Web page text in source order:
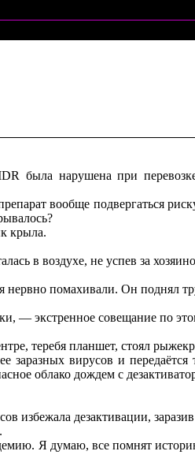
была нарушена при
вообще подвергаться
крыла.
в воздухе, не успев за
нервно помахивали. Он поднял
— экстренное совещание по
теребя планшет, стоял
вирусов и
облако дождем с
избежала дезактивации,
Я думаю, все помнят